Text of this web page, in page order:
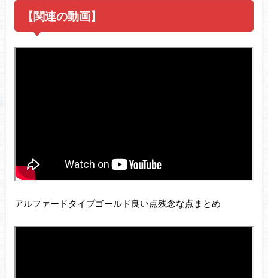
【関連の動画】
アルファードタイプゴールド良い点残念な点まとめ